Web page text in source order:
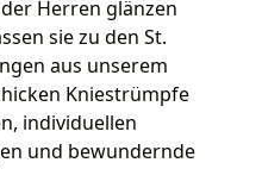
Herren glänzen
sie zu den St.
aus unserem
Kniestrümpfe
individuellen
und bewundernde